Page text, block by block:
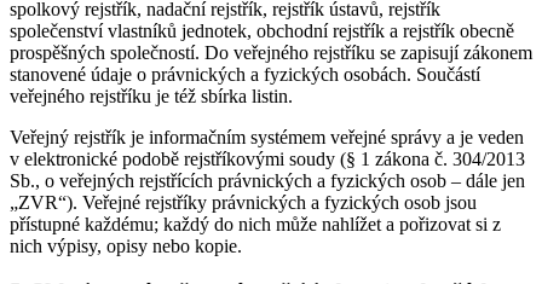
spolkový rejstřík, nadační rejstřík, rejstřík ústavů, rejstřík
společenství vlastníků jednotek, obchodní rejstřík a rejstřík obecně
prospěšných společností. Do veřejného rejstříku se zapisují zákonem
stanovené údaje o právnických a fyzických osobách. Součástí
veřejného rejstříku je též sbírka listin.
Veřejný rejstřík je informačním systémem veřejné správy a je veden
v elektronické podobě rejstříkovými soudy (§ 1 zákona č. 304/2013
Sb., o veřejných rejstřících právnických a fyzických osob – dále jen
„ZVR“). Veřejné rejstříky právnických a fyzických osob jsou
přístupné každému; každý do nich může nahlížet a pořizovat si z
nich výpisy, opisy nebo kopie.